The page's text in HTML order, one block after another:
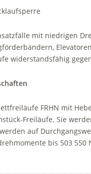
mit niedrigen
widerstandsfähig
FRHN mit
Freiläufe. Sie
werden auf
bis 503 550